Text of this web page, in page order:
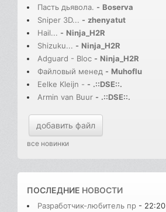
Пасть дьявола. - Boserva
Sniper 3D... - zhenyatut
Hail... - Ninja_H2R
Shizuku... - Ninja_H2R
Adguard - Bloc - Ninja_H2R
Файловый менед - Muhoflu
Eelke Kleijn - - .::DSE::.
Armin van Buur - .::DSE::.
добавить файл
все новинки
ПОСЛЕДНИЕ НОВОСТИ
Разработчик-любитель пр - 22:20